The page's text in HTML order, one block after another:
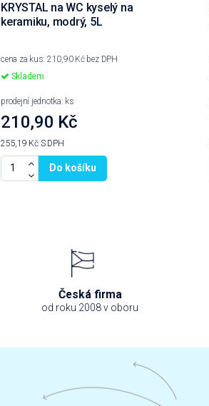
KRYSTAL na WC kyselý na
keramiku, modrý, 5L
cena za kus: 210,90 Kč bez DPH
Skladem
prodejní jednotka: ks
210,90 Kč
255,19 Kč S DPH
Do košíku
Česká firma
od roku 2008 v oboru